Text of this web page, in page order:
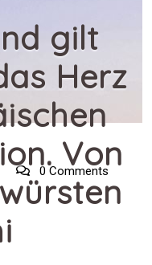
gilt
Herz
Von
0 Comments